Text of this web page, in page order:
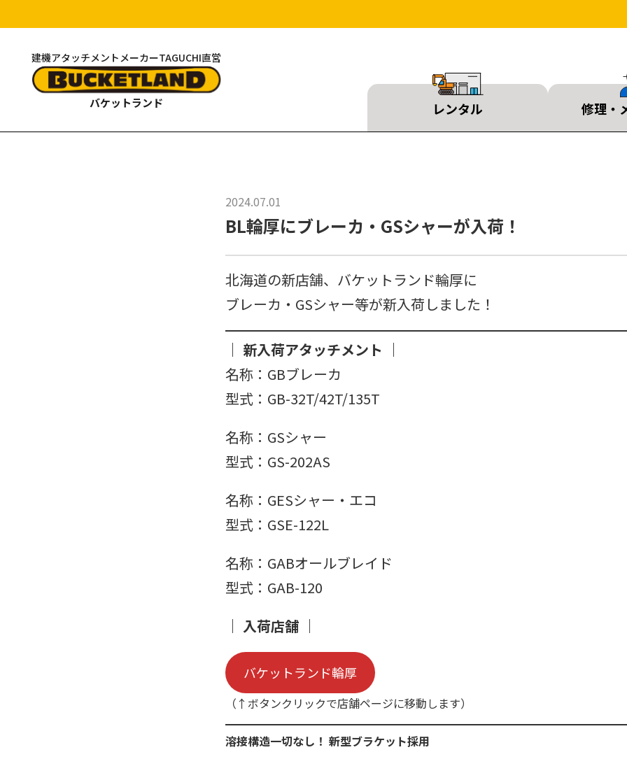
建機アタッチメントメーカーTAGUCHI直営
バケットランド レンタル 修理・
2024.07.01
BL輪厚にブレーカ・GSシャーが入荷！
北海道の新店舗、バケットランド輪厚に
ブレーカ・GSシャー等が新入荷しました！
｜ 新入荷アタッチメント ｜
名称：GBブレーカ
型式：GB-32T/42T/135T
名称：GSシャー
型式：GS-202AS
名称：GESシャー・エコ
型式：GSE-122L
名称：GABオールブレイド
型式：GAB-120
｜ 入荷店舗 ｜
バケットランド輪厚
（↑ボタンクリックで店舗ページに移動します）
溶接構造一切なし！ 新型ブラケット採用